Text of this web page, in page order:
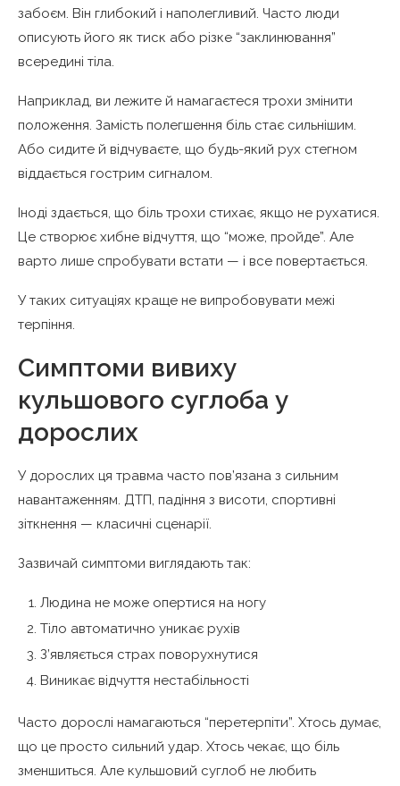
забоєм. Він глибокий і наполегливий. Часто люди
описують його як тиск або різке “заклинювання”
всередині тіла.
Наприклад, ви лежите й намагаєтеся трохи змінити
положення. Замість полегшення біль стає сильнішим.
Або сидите й відчуваєте, що будь-який рух стегном
віддається гострим сигналом.
Іноді здається, що біль трохи стихає, якщо не рухатися.
Це створює хибне відчуття, що “може, пройде”. Але
варто лише спробувати встати — і все повертається.
У таких ситуаціях краще не випробовувати межі
терпіння.
Симптоми вивиху
кульшового суглоба у
дорослих
У дорослих ця травма часто пов’язана з сильним
навантаженням. ДТП, падіння з висоти, спортивні
зіткнення — класичні сценарії.
Зазвичай симптоми виглядають так:
Людина не може опертися на ногу
Тіло автоматично уникає рухів
З’являється страх поворухнутися
Виникає відчуття нестабільності
Часто дорослі намагаються “перетерпіти”. Хтось думає,
що це просто сильний удар. Хтось чекає, що біль
зменшиться. Але кульшовий суглоб не любить